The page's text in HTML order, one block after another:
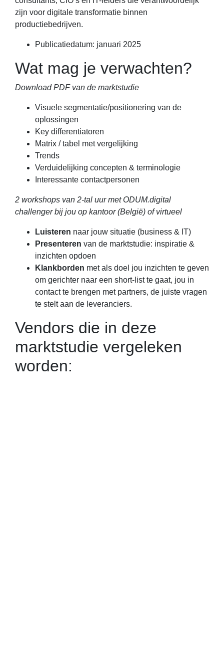
zijn voor digitale transformatie binnen
productiebedrijven.
Publicatiedatum: januari 2025
Wat mag je verwachten?
Download PDF van de marktstudie
Visuele segmentatie/positionering van de
oplossingen
Key differentiatoren
Matrix / tabel met vergelijking
Trends
Verduidelijking concepten & terminologie
Interessante contactpersonen
2 workshops van 2-tal uur met ODUM.digital
challenger bij jou op kantoor (België) of virtueel
Luisteren naar jouw situatie (business & IT)
Presenteren van de marktstudie: inspiratie &
inzichten opdoen
Klankborden met als doel jou inzichten te geven
om gerichter naar een short-list te gaat, jou in
contact te brengen met partners, de juiste vragen
te stelt aan de leveranciers.
Vendors die in deze
marktstudie vergeleken
worden: